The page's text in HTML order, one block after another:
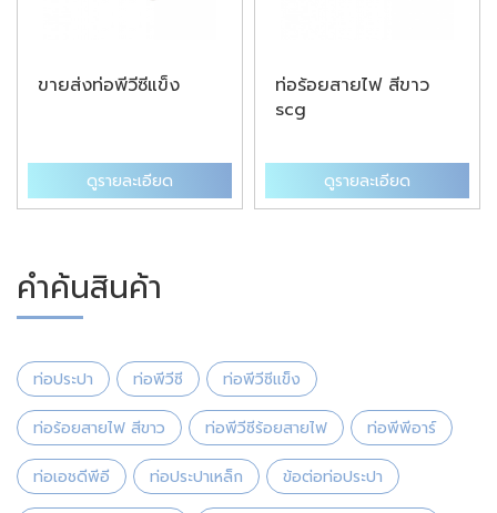
ขายส่งท่อพีวีซีแข็ง
ดูรายละเอียด
ท่อร้อยสายไฟ สีขาว
scg
ดูรายละเอียด
คำค้นสินค้า
ท่อประปา ท่อพีวีซี ท่อพีวีซีแข็ง
ท่อร้อยสายไฟ สีขาว ท่อพีวีซีร้อยสายไฟ ท่อพีพีอาร์
ท่อเอชดีพีอี ท่อประปาเหล็ก ข้อต่อท่อประปา